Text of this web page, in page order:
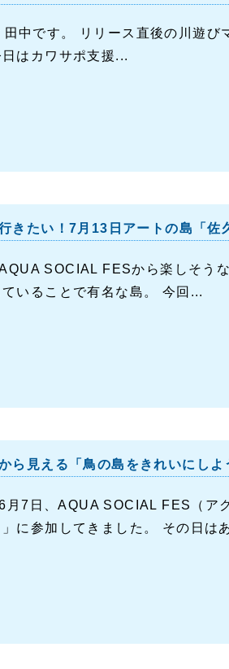
中です。 リリース直後の川遊
はカワサポ支援...
きたい！7月13日アートの島「佐
SOCIAL FESから楽しそう
いることで有名な島。 今回...
ら見える「鳥の島をきれいにしよ
月7日、AQUA SOCIAL FES（ア
に参加してきました。 その日は